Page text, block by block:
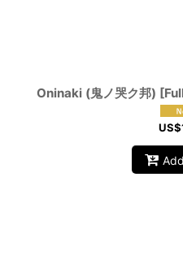
Oninaki (鬼ノ哭ク邦)
US$